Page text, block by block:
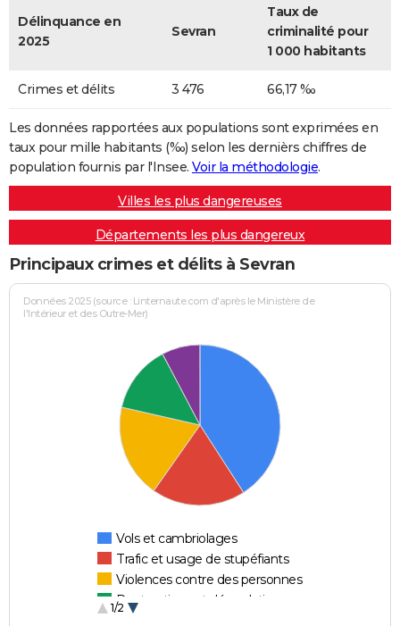
Délinquance en
2025
Sevran
Taux de
criminalité pour
1 000 habitants
Crimes et délits 3 476 66,17 ‰
Les données rapportées aux populations sont exprimées en
taux pour mille habitants (‰) selon les dernièrs chiffres de
population fournis par l'Insee. Voir la méthodologie.
Villes les plus dangereuses
Départements les plus dangereux
Principaux crimes et délits à Sevran
Données 2025 (source : Linternaute.com d'après le Ministère de
l'Intérieur et des Outre-Mer)
Vols et cambriolages
Trafic et usage de stupéfiants
Violences contre des personnes
Destructions et dégradations
1/2